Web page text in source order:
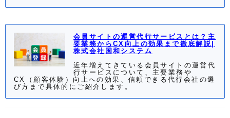
会員サイトの運営代行サービスとは？主
要業務からCX向上の効果まで徹底解説 |
株式会社国和システム
近年増えてきている会員サイトの運営代
行サービスについて、主要業務や
CX（顧客体験）向上への効果、信頼できる代行会社の選
び方まで具体的にご紹介します。